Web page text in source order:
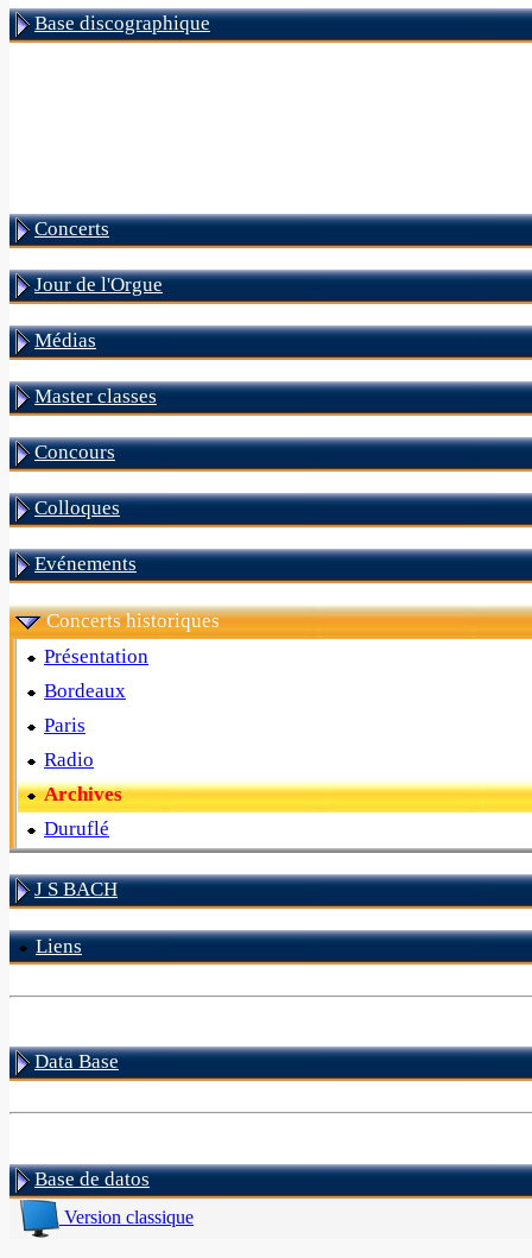
Base discographique
Concerts
Jour de l'Orgue
Médias
Master classes
Concours
Colloques
Evénements
Concerts historiques
Présentation
Bordeaux
Paris
Radio
Archives
Duruflé
J S BACH
Liens
Data Base
Base de datos
Version classique